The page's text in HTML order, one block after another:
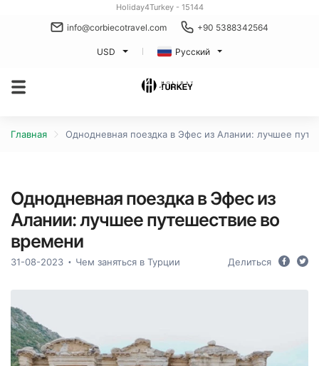
Holiday4Turkey - 15144
info@corbiecotravel.com +90 5388342564
USD Русский
Главная Однодневная поездка в Эфес из Алании: лучшее
Однодневная поездка в Эфес из
Алании: лучшее путешествие во
времени
31-08-2023 Чем заняться в Турции Делиться